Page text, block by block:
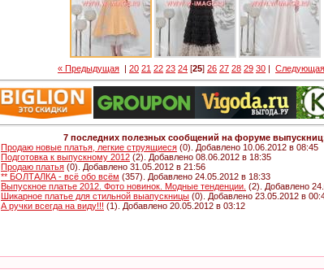
« Предыдущая | 20 21 22 23 24 [25] 26 27 28 29 30 |
7 последних полезных сообщений на форуме
Продаю новые платья, легкие струящиеся (0). Добавлено 10.06.2012 в 08:45
Подготовка к выпускному 2012 (2). Добавлено 08.06.2012 в 18:35
Продаю платья (0). Добавлено 31.05.2012 в 21:56
** БОЛТАЛКА - всё обо всём (357). Добавлено 24.05.2012 в 18:33
Выпускное платье 2012. Фото новинок. Модные тенденции. (2). Добавлено
Шикарное платье для стильной выапускницы (0). Добавлено 23.05.2012 в
А ручки всегда на виду!!! (1). Добавлено 20.05.2012 в 03:12